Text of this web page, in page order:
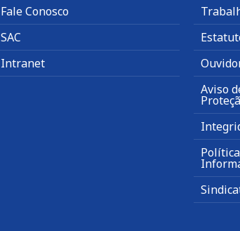
Fale Conosco
SAC
Intranet
Aviso